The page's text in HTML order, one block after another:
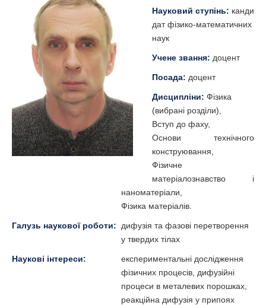
Науковий ступінь: канди
дат фізико-математичних
наук
Учене звання: доцент
Посада: доцент
Дисципліни: Фізика
(вибрані розділи),
Вступ до фаху,
Основи технічного
конструювання,
Фізичне
матеріалознавство і
наноматеріали,
Фізика матеріалів.
Галузь наукової роботи:
дифузія та фазові перетворення
у твердих тілах
Наукові інтереси:
експериментальні дослідження
фізичних процесів, дифузійні
процеси в металевих порошках,
реакційна дифузія у припоях